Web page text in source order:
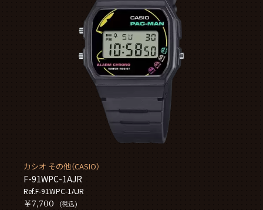
カシオ その他（CASIO）
F-91WPC-1AJR
Ref.F-91WPC-1AJR
￥7,700 (税込)